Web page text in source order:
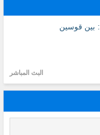
: بين قوسين
البث المباشر